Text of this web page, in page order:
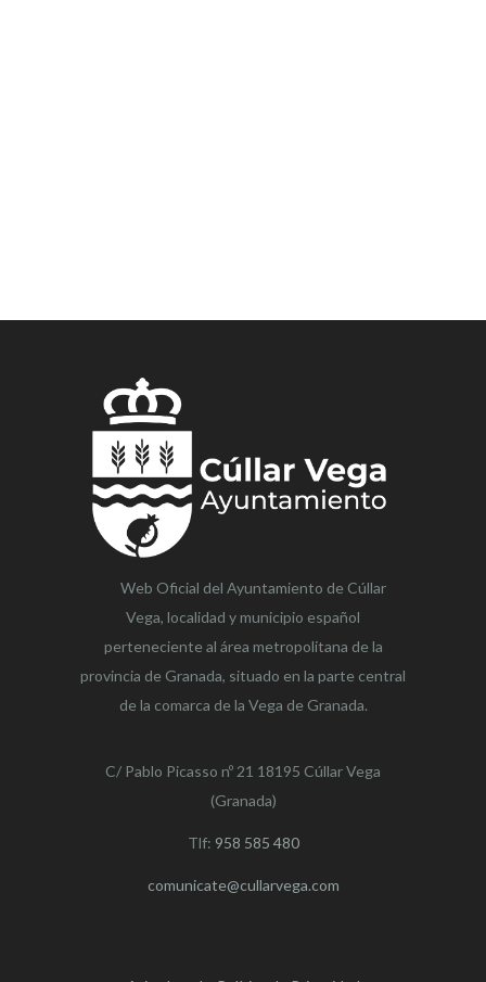
Web Oficial del Ayuntamiento de Cúllar
Vega, localidad y municipio español
perteneciente al área metropolitana de la
provincia de Granada, situado en la parte central
de la comarca de la Vega de Granada.
C/ Pablo Picasso nº 21 18195 Cúllar Vega
(Granada)
Tlf: 958 585 480
comunicate@cullarvega.com